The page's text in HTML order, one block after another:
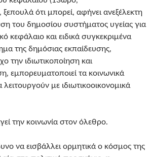
ότι μπορεί, αφήνει ανεξέλεκτη
του δημοσίου συστήματος υγείας για
κεφάλαιο και ειδικά συγκεκριμένα
της δημόσιας εκπαίδευσης,
την ιδιωτικοποίηση και
εμπορευματοποιεί τα κοινωνικά
με ιδιωτικοοικονομικά
την κοινωνία στον όλεθρο.
να εισβάλλει ορμητικά ο κόσμος της